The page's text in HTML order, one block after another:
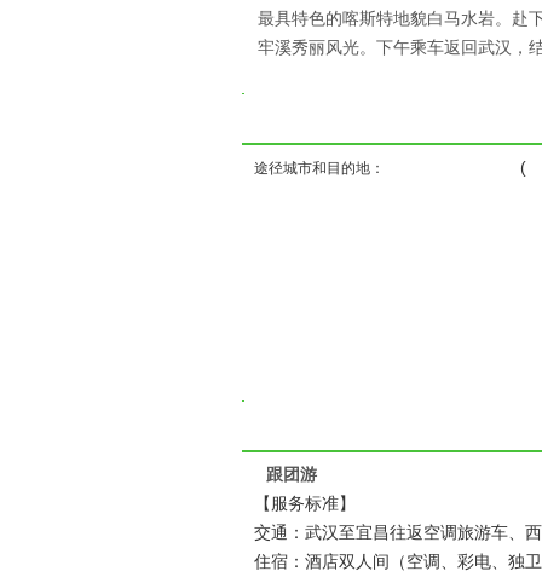
最具特色的喀斯特地貌白马水岩。赴
牢溪秀丽风光。下午乘车返回武汉，
途径城市和目的地： ( ) (
跟团游
【服务标准】
交通：武汉至宜昌往返空调旅游车、
住宿：酒店双人间（空调、彩电、独